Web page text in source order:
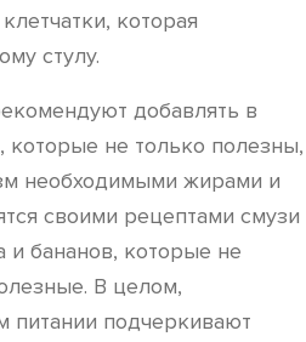
которая
стулу.
добавлять в
которые не только полезны,
необходимыми жирами и
своими рецептами смузи
и бананов, которые не
В целом,
питании подчеркивают